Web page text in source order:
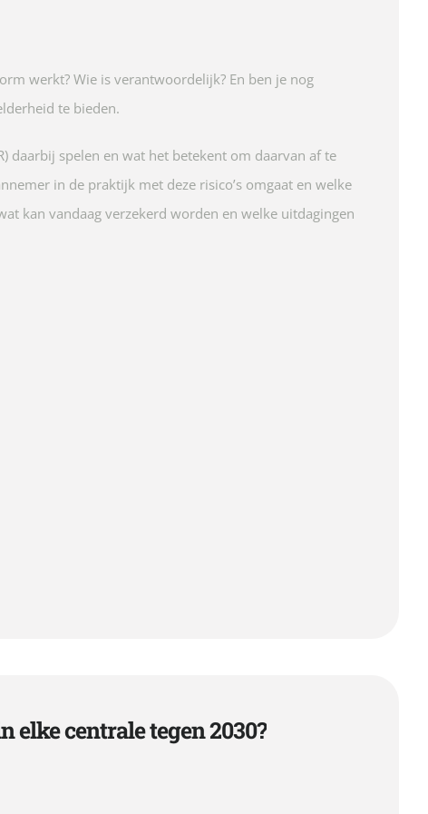
werkt? Wie is verantwoordelijk? En ben je nog
te bieden.
daarbij spelen en wat het betekent om daarvan af te
in de praktijk met deze risico’s omgaat en welke
kan vandaag verzekerd worden en welke uitdagingen
elke centrale tegen 2030?